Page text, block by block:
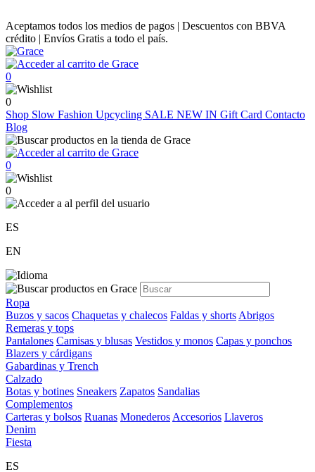
Aceptamos todos los medios de pagos | Descuentos con BBVA
crédito | Envíos Gratis a todo el país.
0
0
Shop Slow Fashion Upcycling SALE NEW IN Gift Card Contacto
Blog
0
0
ES
EN
Ropa
Buzos y sacos Chaquetas y chalecos Faldas y shorts Abrigos
Remeras y tops
Pantalones Camisas y blusas Vestidos y monos Capas y ponchos
Blazers y cárdigans
Gabardinas y Trench
Calzado
Botas y botines Sneakers Zapatos Sandalias
Complementos
Carteras y bolsos Ruanas Monederos Accesorios Llaveros
Denim
Fiesta
ES